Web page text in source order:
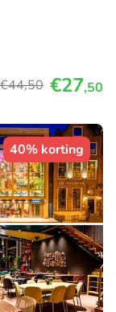
€44,50 €27,50
40% korting